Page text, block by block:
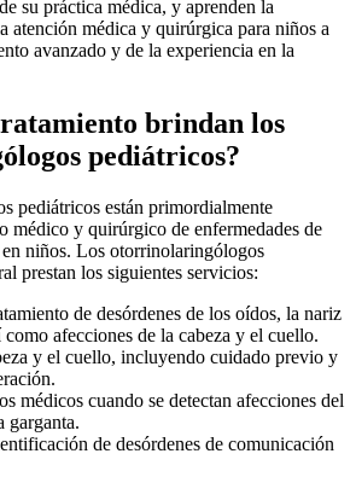
su práctica médica, y aprenden la
atención médica y quirúrgica para niños a
avanzado y de la experiencia en la
brindan los
pediátricos?
pediátricos están primordialmente
médico y quirúrgico de enfermedades de
niños. Los otorrinolaringólogos
prestan los siguientes servicios:
de desórdenes de los oídos, la nariz
como afecciones de la cabeza y el cuello.
y el cuello, incluyendo cuidado previo y
médicos cuando se detectan afecciones del
garganta.
de desórdenes de comunicación